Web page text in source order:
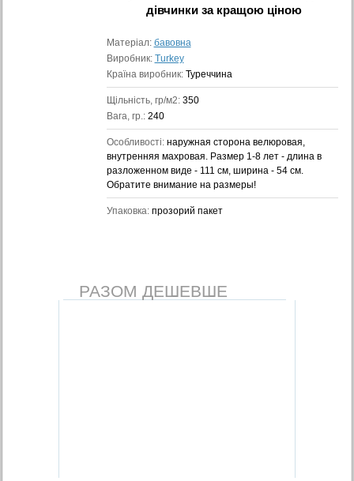
дівчинки за кращою ціною
Матеріал: бавовна
Виробник: Turkey
Країна виробник: Туреччина
Щільність, гр/м2: 350
Вага, гр.: 240
Особливості: наружная сторона велюровая,
внутренняя махровая. Размер 1-8 лет - длина в
разложенном виде - 111 см, ширина - 54 см.
Обратите внимание на размеры!
Упаковка: прозорий пакет
РАЗОМ ДЕШЕВШЕ